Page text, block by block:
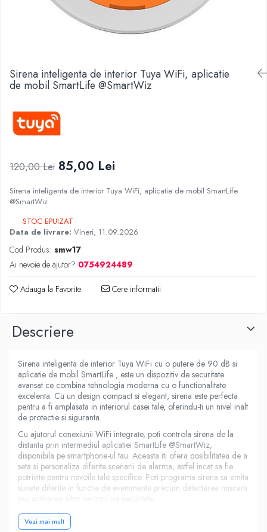
Sirena inteligenta de interior Tuya WiFi, aplicatie
de mobil SmartLife @SmartWiz
120,00 Lei 85,00 Lei
Sirena inteligenta de interior Tuya WiFi, aplicatie de mobil SmartLife
@SmartWiz
STOC EPUIZAT
Data de livrare: Vineri, 11.09.2026
Cod Produs: smw17
Ai nevoie de ajutor? 0754924489
Adauga la Favorite Cere informatii
Descriere
Sirena inteligenta de interior Tuya WiFi cu o putere de 90 dB si
aplicatie de mobil SmartLife , este un dispozitiv de securitate
avansat ce combina tehnologia moderna cu o functionalitate
excelenta. Cu un design compact si elegant, sirena este perfecta
pentru a fi amplasata in interiorul casei tale, oferindu-ti un nivel inalt
de protectie si siguranta.
Cu ajutorul conexiunii WiFi integrate, poti controla sirena de la
distanta prin intermediul aplicatiei SmartLife @SmartWiz,
disponibila pe smartphone-ul tau. Aceasta iti ofera posibilitatea de a
seta si personaliza diferite scenarii de alarma, astfel incat sa fie
potrivite pentru nevoile tale specifice. Poti programa sirena sa emita
sunete diferite in functie de evenimente precum detectarea miscarii
De asemenea, sirena este echipata cu acumulatori, ceea ce
inseamna ca va functiona in continuare chiar si in cazul intreruperii
Vezi mai mult